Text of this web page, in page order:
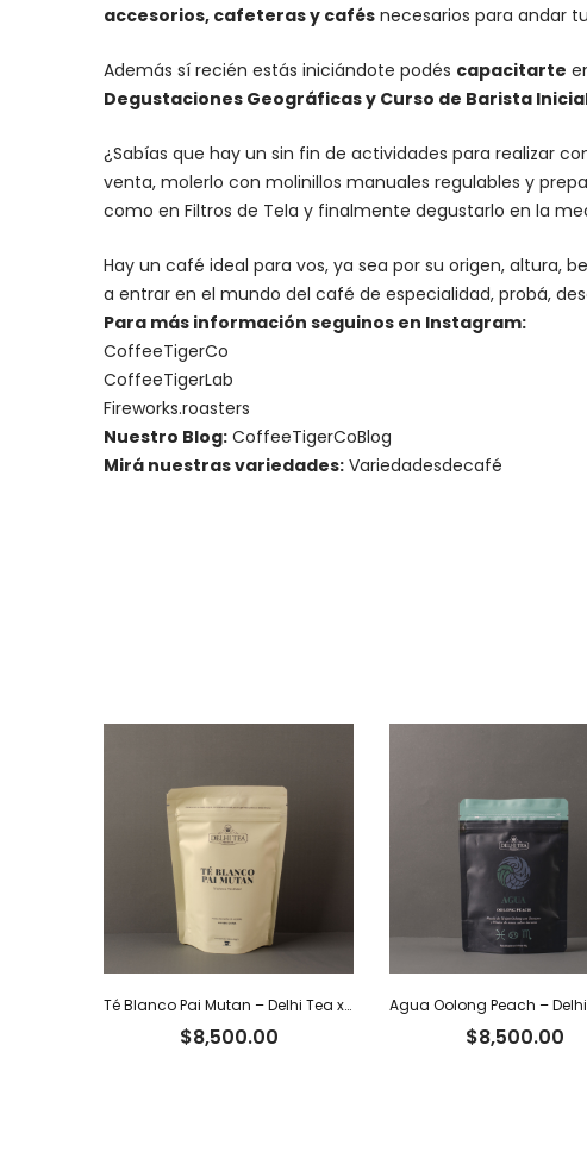
accesorios, cafeteras y cafés necesarios para andar
Además sí recién estás iniciándote podés capacitarte
Degustaciones Geográficas y Curso de Barista
¿Sabías que hay un sin fin de actividades para realizar
venta, molerlo con molinillos manuales regulables y
como en Filtros de Tela y finalmente degustarlo en la
Hay un café ideal para vos, ya sea por su origen, altura,
a entrar en el mundo del café de especialidad, probá,
Para más información seguinos en Instagram:
CoffeeTigerCo
CoffeeTigerLab
Fireworks.roasters
Nuestro Blog: CoffeeTigerCoBlog
Mirá nuestras variedades: Variedadesdecafé
Té Blanco Pai Mutan – Delhi Tea x 40 g
$8,500.00 $8,500.00